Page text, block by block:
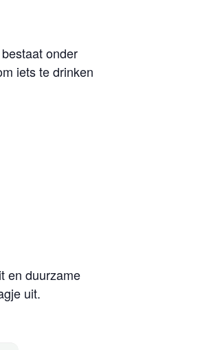
onder
iets te drinken
en duurzame
uit.